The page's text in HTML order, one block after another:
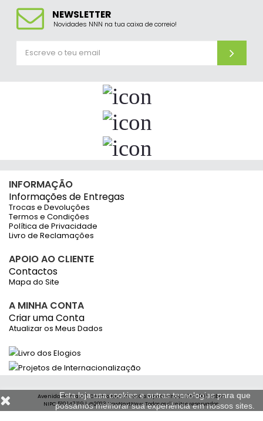
NEWSLETTER
Novidades NNN na tua caixa de correio!
INFORMAÇÃO
Informações de Entregas
Trocas e Devoluções
Termos e Condições
Política de Privacidade
Livro de Reclamações
APOIO AO CLIENTE
Contactos
Mapa do Site
A MINHA CONTA
Criar uma Conta
Atualizar os Meus Dados
Avenida do Brasil 1, Centro Escritórios Campo Grande, 1749-008 Lisboa
NIPC 510 147 119 | @2023 NowNextNew. Todos os direitos reservados.
Esta loja usa cookies e outras tecnologias para que
possamos melhorar sua experiência em nossos sites.